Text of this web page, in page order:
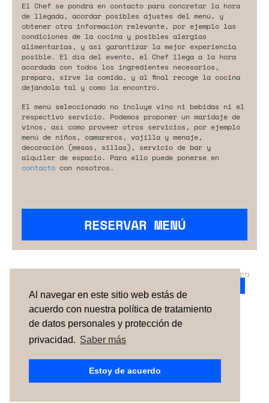
Al navegar en este sitio web estás de
acuerdo con nuestra política de tratamiento
de datos personales y protección de
privacidad. Saber más
Estoy de acuerdo
El Chef se pondrá en contacto para concretar la hora
de llegada, acordar posibles ajustes del menú, y
obtener otra información relevante, por ejemplo las
condiciones de la cocina y posibles alergias
alimentarias, y así garantizar la mejor experiencia
posible. El día del evento, el Chef llega a la hora
acordada con todos los ingredientes necesarios,
prepara, sirve la comida, y al final recoge la cocina
dejándola tal y como la encontró.
El menú seleccionado no incluye vino ni bebidas ni el
respectivo servicio. Podemos proponer un maridaje de
vinos, así como proveer otros servicios, por ejemplo
menú de niños, camareros, vajilla y menaje,
decoración (mesas, sillas), servicio de bar y
alquiler de espacio. Para ello puede ponerse en
contacto con nosotros.
RESERVAR MENÚ
¿No has encontrado el servicio perfecto para
TÉRMINOS Y CONDICIONES
SOBRE NOSOTROS
CÓMO FUNCIONA
CONTACTO
ESPAÑA| PORTUGAL | UNITED KINGDOM